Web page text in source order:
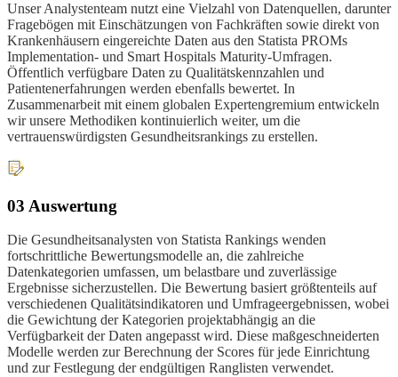
Unser Analystenteam nutzt eine Vielzahl von Datenquellen, darunter
Fragebögen mit Einschätzungen von Fachkräften sowie direkt von
Krankenhäusern eingereichte Daten aus den Statista PROMs
Implementation- und Smart Hospitals Maturity-Umfragen.
Öffentlich verfügbare Daten zu Qualitätskennzahlen und
Patientenerfahrungen werden ebenfalls bewertet. In
Zusammenarbeit mit einem globalen Expertengremium entwickeln
wir unsere Methodiken kontinuierlich weiter, um die
vertrauenswürdigsten Gesundheitsrankings zu erstellen.
03 Auswertung
Die Gesundheitsanalysten von Statista Rankings wenden
fortschrittliche Bewertungsmodelle an, die zahlreiche
Datenkategorien umfassen, um belastbare und zuverlässige
Ergebnisse sicherzustellen. Die Bewertung basiert größtenteils auf
verschiedenen Qualitätsindikatoren und Umfrageergebnissen, wobei
die Gewichtung der Kategorien projektabhängig an die
Verfügbarkeit der Daten angepasst wird. Diese maßgeschneiderten
Modelle werden zur Berechnung der Scores für jede Einrichtung
und zur Festlegung der endgültigen Ranglisten verwendet.